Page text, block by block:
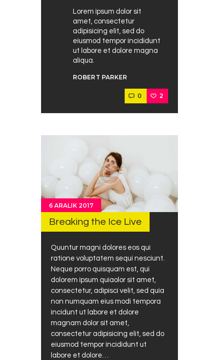
Lorem ipsum dolor sit
amet, consectetur
adipisicing elit, sed do
eiusmod tempor incididunt
ut labore et dolore magna
aliqua.
ROBERT PARKER
0 2
6 ARALIK 2017
Breaking the Ice Live
Quuntur magni dolores eos qui
ratione voluptatem sequi nesciunt.
Neque porro quisquam est, qui
dolorem ipsum quiaolor sit amet,
consectetur, adipisci velit, sed quia
non numquam eius modi tempora
incidunt ut labore et dolore
magnam dolor sit amet,
consectetur adipisicing elit, sed do
eiusmod tempor incididunt ut
labore et dolore…